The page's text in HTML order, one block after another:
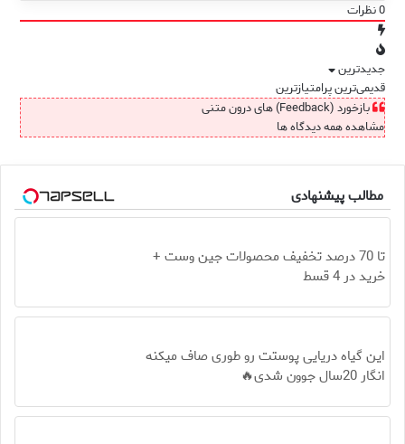
0نظرات
جدیدترین
قدیمی‌ترینپرامتیازترین
بازخورد (Feedback) های درون متنی
مشاهده همه دیدگاه ها
مطالب پیشنهادی
تا 70 درصد تخفیف محصولات جین وست +
خرید در 4 قسط
این گیاه دریایی پوستت رو طوری صاف میکنه
انگار 20سال جوون شدی🔥